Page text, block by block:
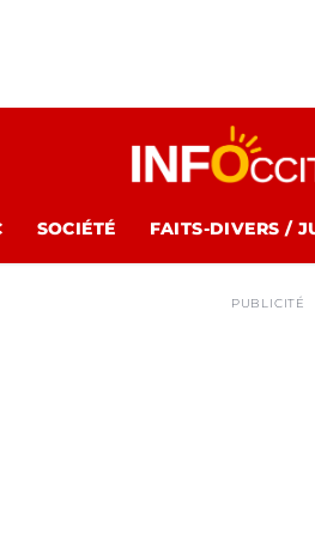
SOCIÉTÉ FAITS-DIVERS /
PUBLICITÉ